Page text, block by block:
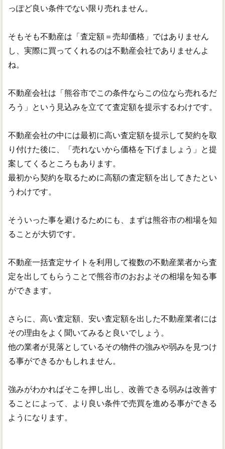
っぽど良い条件でない限り売れません。
そもそも不動産は「査定額＝売却価格」ではありません
し、実際に買ってくれるのは不動産会社でありませんよ
ね。
不動産会社は「熊谷市でこの条件ならこの位なら売れるだ
ろう」という見込みを立てて査定額を提示するわけです。
不動産会社の中には最初に高い査定額を提示して契約を取
り付けた後に、「売れないから価格を下げましょう」と提
案してくるところもあります。
最初から契約を取るために高額の査定額を出してきたとい
うわけです。
そういった事を避けるためにも、まずは熊谷市の相場を知
ることが大切です。
不動産一括査定サイトを利用して複数の不動産業者から査
定を出してもらうことで熊谷市のおおよその相場を知る事
ができます。
さらに、高い査定額、安い査定額を出した不動産業者には
その理由をよく聞いてみると良いでしょう。
他の業者が見落としているその物件の強みや弱みを見つけ
る事ができるかもしれません。
強みがわかればそこを押し出し、改善できる弱みは改善す
ることによって、より良い条件で売買を進める事ができる
ようになります。